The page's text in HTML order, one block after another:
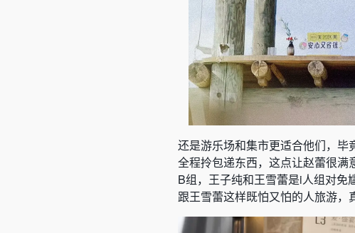
还是游乐场和集市更适合他们，毕
全程拎包递东西，这点让赵蕾很满
B组，王子纯和王雪蕾是i人组对免
跟王雪蕾这样既怕又怕的人旅游，